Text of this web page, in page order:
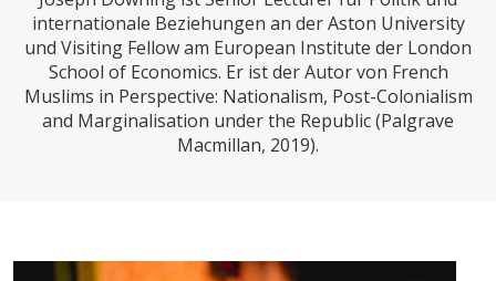
SUCHE
ABO/LOGIN
internationale Beziehungen an der Aston University
und Visiting Fellow am European Institute der London
School of Economics. Er ist der Autor von French
Muslims in Perspective: Nationalism, Post-Colonialism
and Marginalisation under the Republic (Palgrave
Macmillan, 2019).